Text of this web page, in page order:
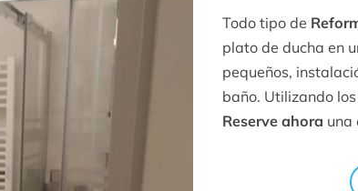
Todo tipo de
plato de ducha en
pequeños,
baño. Utilizando
Reserve ahora una